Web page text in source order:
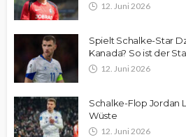
12. Juni 2026
Spielt Schalke-Star
Kanada? So ist der
12. Juni 2026
Schalke-Flop Jordan
Wüste
12. Juni 2026